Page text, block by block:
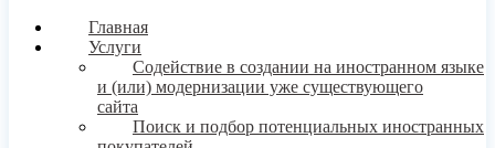
Главная
Услуги
Содействие в создании на иностранном языке
и (или) модернизации уже существующего
сайта
Поиск и подбор потенциальных иностранных